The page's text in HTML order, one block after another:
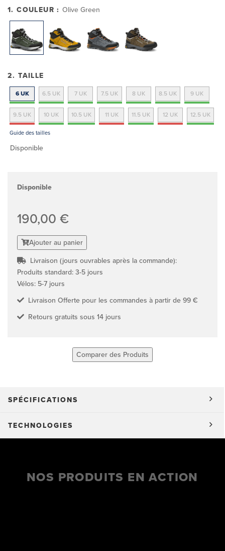
1. COULEUR :Olive Green
2. TAILLE
6 UK 6.5 UK 7 UK 7.5 UK 8 UK 8.5 UK 9 UK
9.5 UK 10 UK 10.5 UK 11 UK 11.5 UK 12 UK 12.5 UK
Guide des tailles
Disponible
Disponible
190,00 €
Ajouter au panier
Livraison (jours ouvrables après la commande):
Produits standard: 3-5 jours
Vélos: 5-7 jours
Livraison Offerte pour les commandes à partir de 99 €
Retours gratuits sous 14 jours
Comparer des Produits
SPÉCIFICATIONS
TECHNOLOGIES
NOS PRODUITS EN ACTION